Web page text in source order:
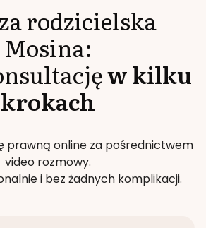
rodzicielska
Mosina:
w kilku
krokach
prawną online za pośrednictwem
video rozmowy.
i bez żadnych komplikacji.